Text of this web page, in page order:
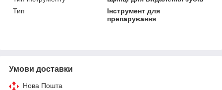
Тип
Інструмент для
препарування
Умови доставки
Нова Пошта